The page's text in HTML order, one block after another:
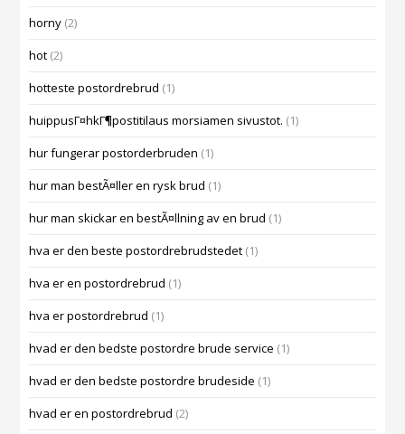
horny (2)
hot (2)
hotteste postordrebrud (1)
huippusГ¤hkГ¶postitilaus morsiamen sivustot. (1)
hur fungerar postorderbruden (1)
hur man bestÃ¤ller en rysk brud (1)
hur man skickar en bestÃ¤llning av en brud (1)
hva er den beste postordrebrudstedet (1)
hva er en postordrebrud (1)
hva er postordrebrud (1)
hvad er den bedste postordre brude service (1)
hvad er den bedste postordre brudeside (1)
hvad er en postordrebrud (2)